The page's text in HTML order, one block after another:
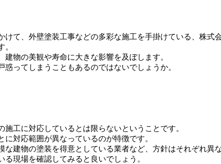
て、外壁塗装工事などの多彩な施工を手掛けている、株式
物の美観や寿命に大きな影響を及ぼします。
ってしまうこともあるのではないでしょうか。
工に対応しているとは限らないということです。
対応範囲が異なっているのが特徴です。
建物の塗装を得意としている業者など、方針はそれぞれ異な
現場を確認してみると良いでしょう。